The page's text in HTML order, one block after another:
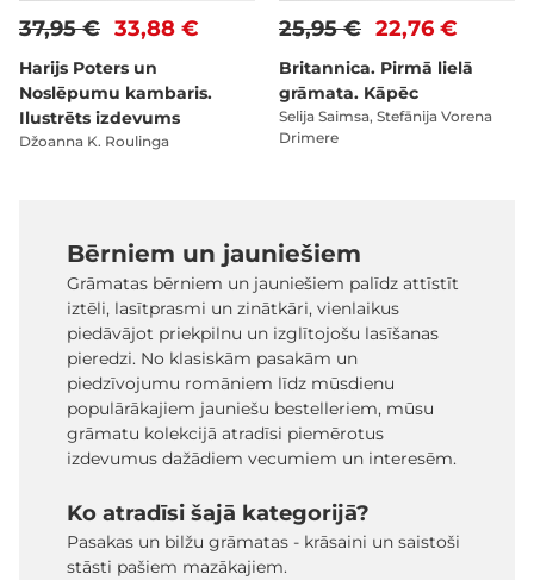
33,88 €
37,95 €
Harijs Poters un
Noslēpumu kambaris.
Ilustrēts izdevums
Džoanna K. Roulinga
22,76 €
25,95 €
Britannica. Pirmā lielā
grāmata. Kāpēc
Selija Saimsa, Stefānija Vorena
Drimere
Bērniem un jauniešiem
Grāmatas bērniem un jauniešiem palīdz attīstīt
iztēli, lasītprasmi un zinātkāri, vienlaikus
piedāvājot priekpilnu un izglītojošu lasīšanas
pieredzi. No klasiskām pasakām un
piedzīvojumu romāniem līdz mūsdienu
populārākajiem jauniešu bestelleriem, mūsu
grāmatu kolekcijā atradīsi piemērotus
izdevumus dažādiem vecumiem un interesēm.
Ko atradīsi šajā kategorijā?
Pasakas un bilžu grāmatas - krāsaini un saistoši
stāsti pašiem mazākajiem.